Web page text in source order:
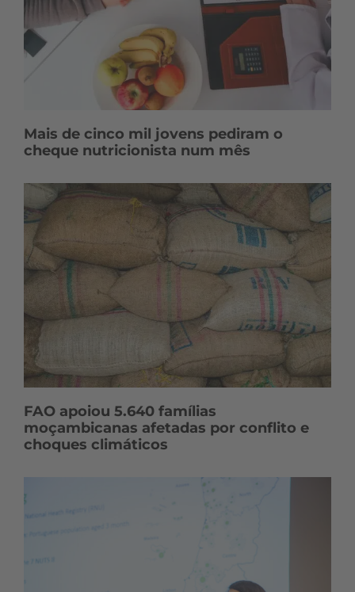
Mais de cinco mil jovens pediram o
cheque nutricionista num mês
FAO apoiou 5.640 famílias
moçambicanas afetadas por conflito e
choques climáticos